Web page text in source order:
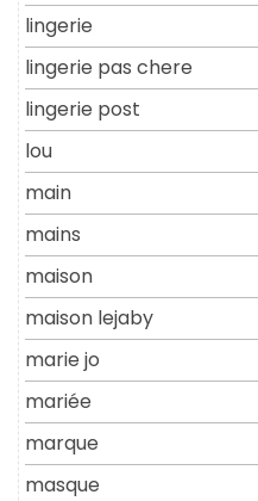
lingerie
lingerie pas chere
lingerie post
lou
main
mains
maison
maison lejaby
marie jo
mariée
marque
masque